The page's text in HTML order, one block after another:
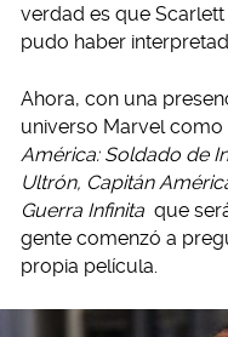
verdad es que
pudo haber
Ahora, con una
universo Marvel como
América: Soldado de
Ultrón, Capitán
Guerra Infinita que
gente comenzó a
propia película.